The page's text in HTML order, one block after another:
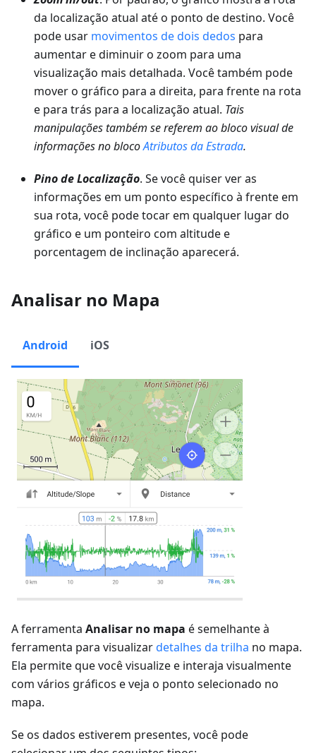
da localização atual até o ponto de destino. Você
pode usar movimentos de dois dedos para
aumentar e diminuir o zoom para uma
visualização mais detalhada. Você também pode
mover o gráfico para a direita, para frente na rota
e para trás para a localização atual. Tais
manipulações também se referem ao bloco visual de
informações no blocoAtributos da Estrada.
Pino de Localização. Se você quiser ver as
informações em um ponto específico à frente em
sua rota, você pode tocar em qualquer lugar do
gráfico e um ponteiro com altitude e
porcentagem de inclinação aparecerá.
Analisar no Mapa
Android iOS
A ferramenta Analisar no mapa é semelhante à
ferramenta para visualizardetalhes da trilha no mapa.
Ela permite que você visualize e interaja visualmente
com vários gráficos e veja o ponto selecionado no
mapa.
Se os dados estiverem presentes, você pode